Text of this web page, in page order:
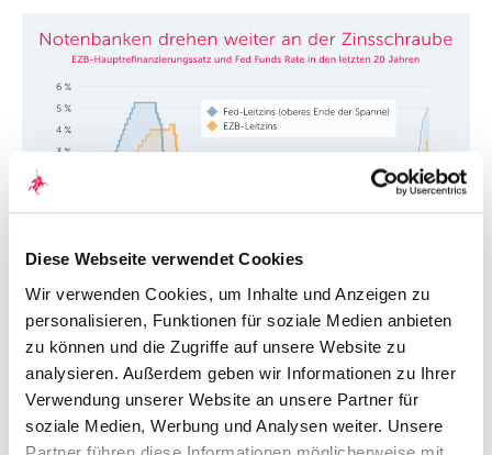
Diese Webseite verwendet Cookies
Wir verwenden Cookies, um Inhalte und Anzeigen zu
personalisieren, Funktionen für soziale Medien anbieten
zu können und die Zugriffe auf unsere Website zu
analysieren. Außerdem geben wir Informationen zu Ihrer
Verwendung unserer Website an unsere Partner für
soziale Medien, Werbung und Analysen weiter. Unsere
Die Kapitalmärkte jedenfalls scheinen die beschriebenen
Stützungsmaßnahmen und Notenbankaktionen bislang